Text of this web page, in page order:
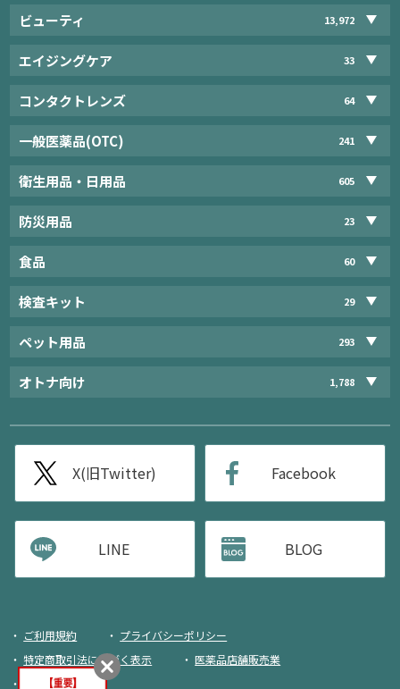
ビューティ 13,972
エイジングケア 33
コンタクトレンズ 64
一般医薬品(OTC) 241
衛生用品・日用品 605
防災用品 23
食品 60
検査キット 29
ペット用品 293
オトナ向け 1,788
X(旧Twitter) Facebook
LINE BLOG
ご利用規約
プライバシーポリシー
特定商取引法に基づく表示
医薬品店舗販売業
荷物追跡